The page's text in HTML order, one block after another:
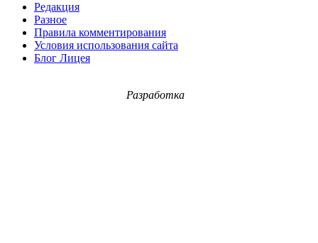
Редакция
Разное
Правила комментирования
Условия использования сайта
Блог Лицея
Разработка